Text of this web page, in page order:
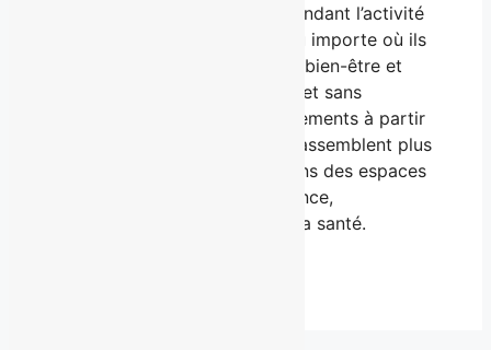
de l’entraînement en salle. En rendant l’activité
physique accessible à tous, peu importe où ils
se trouvent, la chaîne inspire le bien-être et
l’équilibre. Ses gyms modernes et sans
intimidation, offrant des abonnements à partir
de 4,99 $ par deux semaines, rassemblent plus
de 280 000 membres actifs dans des espaces
pensés pour favoriser la confiance,
l’épanouissement personnel et la santé.